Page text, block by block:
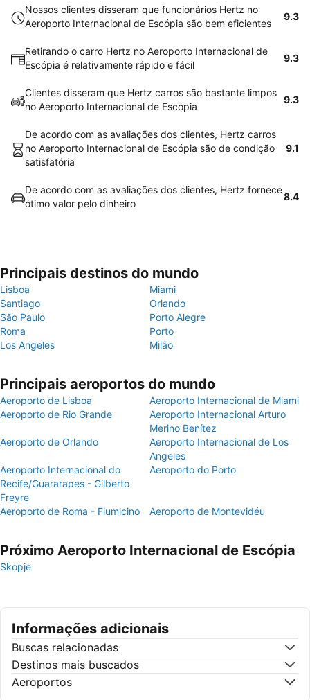
Nossos clientes disseram que funcionários Hertz no
Aeroporto Internacional de Escópia são bem eficientes
9.3
Retirando o carro Hertz no Aeroporto Internacional de
Escópia é relativamente rápido e fácil
9.3
Clientes disseram que Hertz carros são bastante limpos
no Aeroporto Internacional de Escópia
9.3
De acordo com as avaliações dos clientes, Hertz carros
no Aeroporto Internacional de Escópia são de condição
satisfatória
9.1
De acordo com as avaliações dos clientes, Hertz fornece
ótimo valor pelo dinheiro
8.4
Principais destinos do mundo
Lisboa
Miami
Santiago
Orlando
São Paulo
Porto Alegre
Roma
Porto
Los Angeles
Milão
Principais aeroportos do mundo
Aeroporto de Lisboa
Aeroporto Internacional de Miami
Aeroporto de Rio Grande
Aeroporto Internacional Arturo
Merino Benítez
Aeroporto de Orlando
Aeroporto Internacional de Los
Angeles
Aeroporto Internacional do
Recife/Guararapes - Gilberto
Freyre
Aeroporto do Porto
Aeroporto de Roma - Fiumicino Aeroporto de Montevidéu
Próximo Aeroporto Internacional de Escópia
Skopje
Informações adicionais
Buscas relacionadas
Destinos mais buscados
Aeroportos